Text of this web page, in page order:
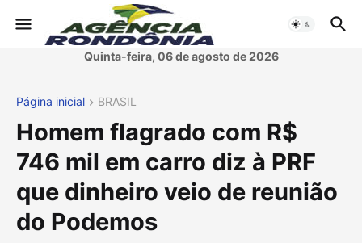
Quinta-feira, 06 de agosto de 2026
Página inicial BRASIL
Homem flagrado com R$
746 mil em carro diz à PRF
que dinheiro veio de reunião
do Podemos